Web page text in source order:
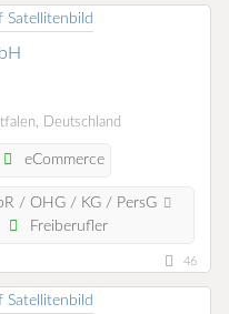
Deutschland
eCommerce
/ OHG / KG / PersG
Freiberufler
46